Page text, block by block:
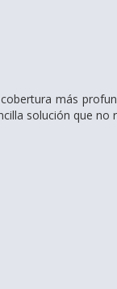
más
solución que no